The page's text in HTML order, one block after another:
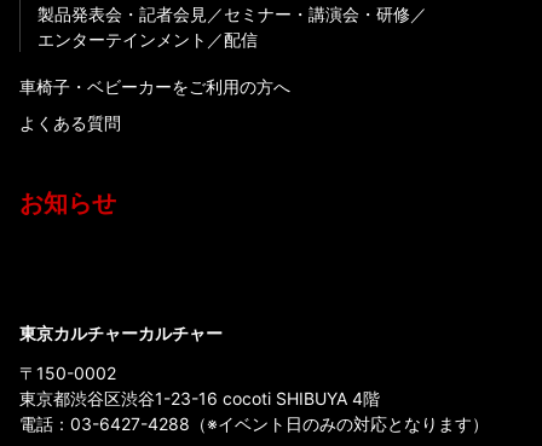
製品発表会・記者会見
セミナー・講演会・研修
エンターテインメント
配信
車椅子・ベビーカーをご利用の方へ
よくある質問
お知らせ
東京カルチャーカルチャー
〒150-0002
東京都渋谷区渋谷1-23-16 cocoti SHIBUYA 4階
電話： 03-6427-4288 （※イベント日のみの対応となります）